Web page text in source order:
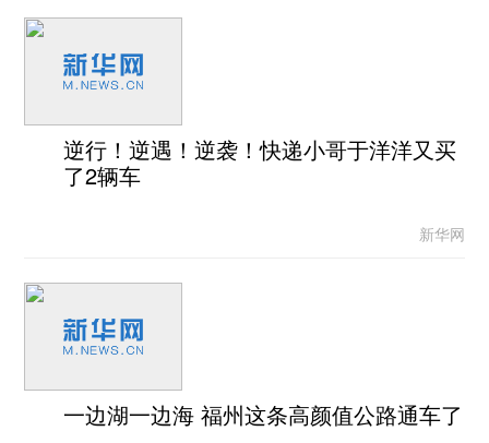
逆行！逆遇！逆袭！快递小哥于洋洋又买
了2辆车
新华网
一边湖一边海 福州这条高颜值公路通车了